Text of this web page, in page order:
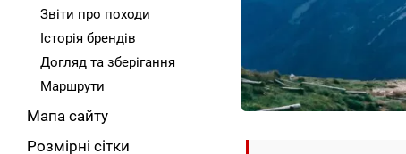
Звіти про походи
Історія брендів
Догляд та зберігання
Маршрути
Мапа сайту
Розмірні сітки